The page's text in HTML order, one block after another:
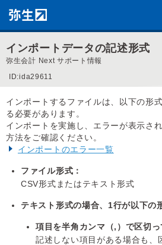
インポートデータの記述形式
弥生会計 Next サポート情報
ID:ida29611
インポートするファイルは、以下の形
る必要があります。
インポートを実施し、エラーが表示さ
方法をご確認ください。
インポートのエラー一覧
ファイル形式：
CSV形式またはテキスト形式
テキスト形式の場合、1行が以下の
項目を半角カンマ（,）で区切っ
記述しない項目がある場合も、